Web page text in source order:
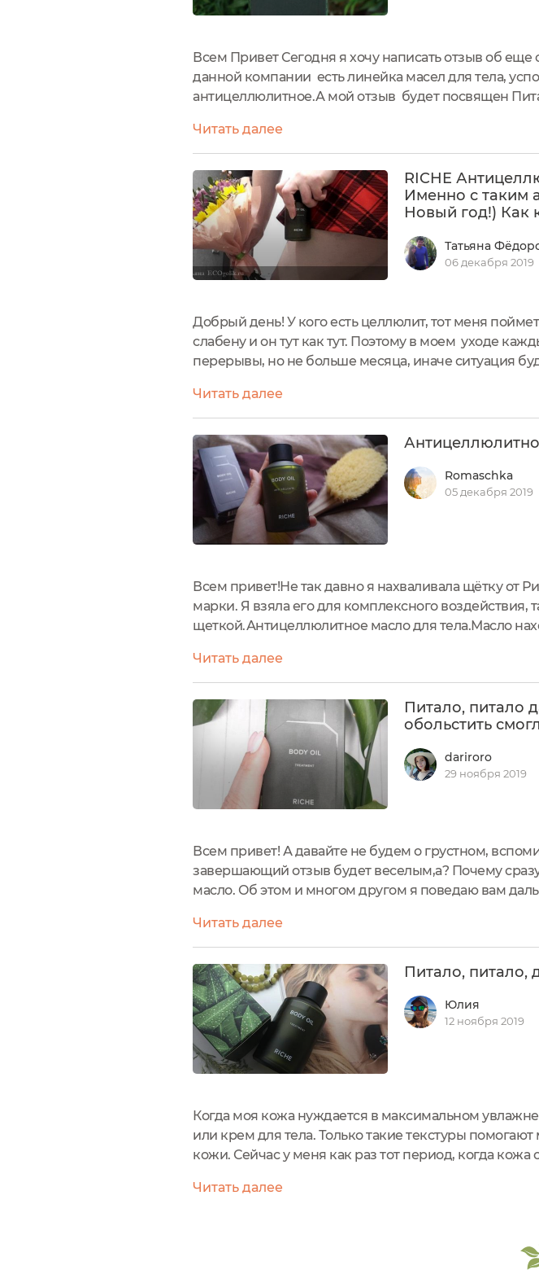
Всем Привет Сегодня я хочу написать отзыв об
данной компании есть линейка масел для тела,
антицеллюлитное.А мой отзыв будет посвящен
листочками.На коробке так...
Читать далее
RICHE
Именно с таким
Новый год!) Как
Татьяна
06 декабря 2019
Добрый день! У кого есть целлюлит, тот меня
слабену и он тут как тут. Поэтому в моем уходе
перерывы, но не больше месяца, иначе ситуация
руками,...
Читать далее
Romaschka
05 декабря 2019
Всем привет!Не так давно я нахваливала щётку от
марки. Я взяла его для комплексного воздействия,
щеткой.Антицеллюлитное масло для тела.Масло
бутыльке.Поверхность стекла матовая, что...
Читать далее
Питало, питало
обольстить
dariroro
29 ноября 2019
Всем привет! А давайте не будем о грустном,
завершающий отзыв будет веселым,а? Почему
масло. Об этом и многом другом я поведаю вам
Читать далее
Питало, питало,
Юлия
12 ноября 2019
Когда моя кожа нуждается в максимальном
или крем для тела. Только такие текстуры
кожи. Сейчас у меня как раз тот период, когда кожа
и комбинированной...
Читать далее